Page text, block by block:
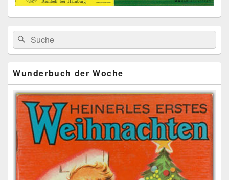
Primärer
Seitenleisten
Widget-
Bereich
Search
for:
Suche
Wunderbuch der Woche